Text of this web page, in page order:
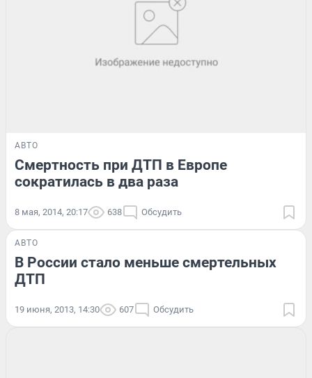
АВТО
Cмертность при ДТП в Европе
сократилась в два раза
8 мая, 2014, 20:17 638 Обсудить
АВТО
В России стало меньше смертельных
ДТП
19 июня, 2013, 14:30 607 Обсудить